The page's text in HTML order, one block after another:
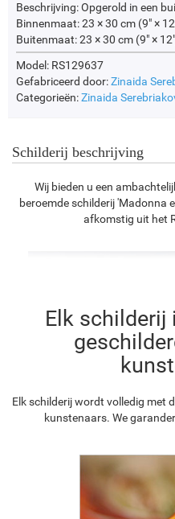
Beschrijving:Opgerold in een
Binnenmaat:23 × 30 cm (9" ×
Buitenmaat:23 × 30 cm (9" ×
Model: RS129637
Gefabriceerd door:Zinaida
Categorieën:Zinaida
Schilderij beschrijving
Wij bieden u een
beroemde schilderij 'Madonna
afkomstig uit het
Elk schilderij
Elk schilderij wordt volledig met
kunstenaars. We